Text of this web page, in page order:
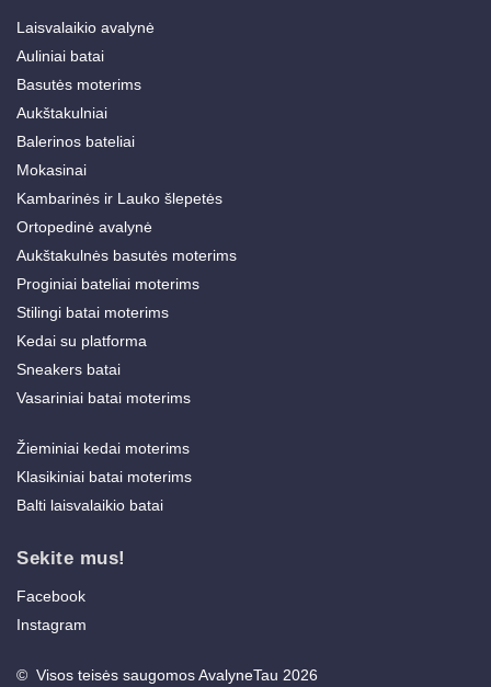
Laisvalaikio avalynė
Auliniai batai
Basutės moterims
Aukštakulniai
Balerinos bateliai
Mokasinai
Kambarinės ir Lauko šlepetės
Ortopedinė avalynė
Aukštakulnės basutės moterims
Proginiai bateliai moterims
Stilingi batai moterims
Kedai su platforma
Sneakers batai
Vasariniai batai moterims
Žieminiai kedai moterims
Klasikiniai batai moterims
Balti laisvalaikio batai
Sekite mus!
Facebook
Instagram
© Visos teisės saugomos AvalyneTau 2026